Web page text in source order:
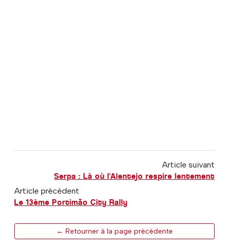
Article suivant
Serpa : Là où l'Alentejo respire lentement
Article précédent
Le 13ème Portimão City Rally
← Retourner à la page précédente